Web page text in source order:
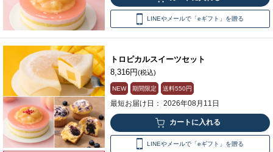
LINEやメールで「eギフト」を贈る
トロピカルスイーツセット
8,316円(税込)
NEW 期間限定 送料550円
最短お届け日： 2026年08月11日
LINEやメールで「eギフト」を贈る